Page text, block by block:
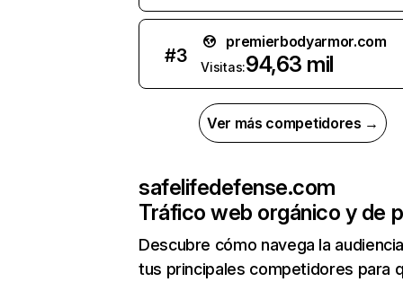
#3
premierbodyarmor.com
Visitas:94,63 mil
Ver más competidores →
safelifedefense.com
Tráfico web orgánico y de
Descubre cómo navega la
tus principales competidores para